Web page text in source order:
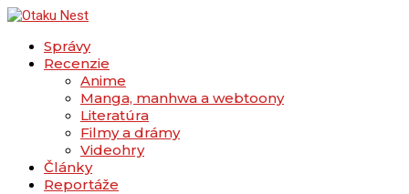
Správy
Recenzie
Anime
Manga, manhwa a webtoony
Literatúra
Filmy a drámy
Videohry
Články
Reportáže